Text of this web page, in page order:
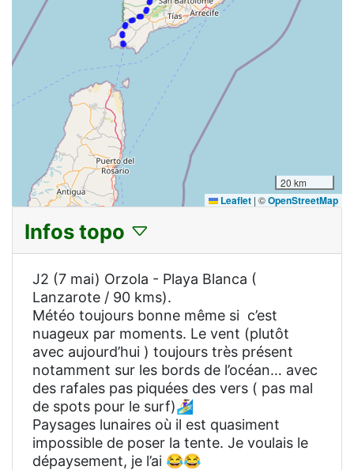
20 km
Leaflet | ©OpenStreetMap
Infos topo
J2 (7 mai) Orzola - Playa Blanca (
Lanzarote / 90 kms).
Météo toujours bonne même si c’est
nuageux par moments. Le vent (plutôt
avec aujourd’hui ) toujours très présent
notamment sur les bords de l’océan… avec
des rafales pas piquées des vers ( pas mal
de spots pour le surf)🏄‍♀️
Paysages lunaires où il est quasiment
impossible de poser la tente. Je voulais le
dépaysement, je l’ai 😂😂